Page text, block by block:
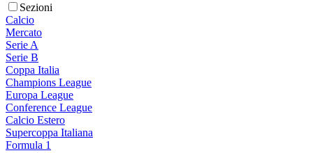
Sezioni
Calcio
Mercato
Serie A
Serie B
Coppa Italia
Champions League
Europa League
Conference League
Calcio Estero
Supercoppa Italiana
Formula 1